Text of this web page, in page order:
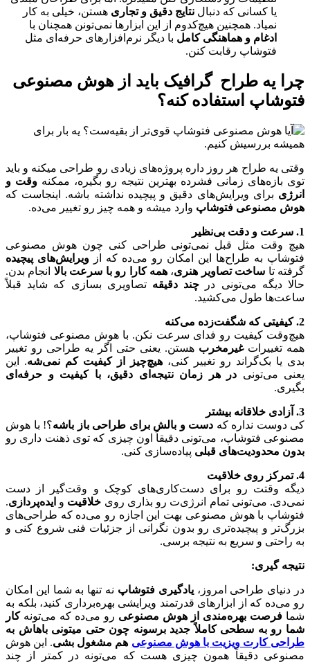
یا کسانی که دنبال نتایج دقیق و تجاری هستن، خیلی به کار
نمیاد. همچنین هیچ‌کدوم از این ابزارها نمی‌تونن همچنان با
ادغام و هماهنگی کامل با دیگر نرم‌افزارهای حرفه‌ای مثل
فتوشاپ رقابت کنن.
چرا یه طراح گرافیک باید از هوش مصنوعی
فتوشاپ استفاده کنه؟
وقتی یه طراح هر روز داره پروژه‌های زیادی رو طراحی میکنه و باید
توی بازه‌های زمانی فشرده بهترین نتیجه رو بگیره، ممکنه وقت و
انرژی برای ویرایش‌های دقیق و پیچیده نداشته باشه. اینجاست که
هوش مصنوعی فتوشاپ وارد میشه و همه چیز رو تغییر می‌ده.
1. سرعت و دقت بی‌نظیر
هیچ وقت مثل قبل نمی‌تونی طراحی کنی چون هوش مصنوعی
فتوشاپ به طراح‌ها این امکان رو می‌ده که از ویرایش‌های پیچیده
گرفته تا ساخت تصاویر هنری،همه کارا رو با سرعت بالا انجام بدن.
حالا دیگه می‌تونی در چند دقیقه تصاویری بسازی که شاید قبلاً
ساعت‌ها طول می‌کشید.
2. کیفیتی که شگفت‌زده می‌کنه
هیچ‌وقت کیفیت رو فدای سرعت نکن. با هوش مصنوعی فتوشاپ،
همه تغییراتغیرمخرب هستن. یعنی حتی اگر یه طراحی رو تغییر
بدی یا بک‌گراند رو تغییر کنی، هیچ‌چیز از کیفیت کم نمی‌شه. این
یعنی می‌تونی در هر زمان نتیجه‌ای دقیق، با کیفیت و حرفه‌ای
بگیری.
3.
آزادی خلاقانه بیشتر
کی دوست نداره که دست‌ و بالش برای طراحی باز باشه؟! با هوش
مصنوعی فتوشاپ، می‌تونی دقیقاً اون چیزی که توی ذهنت داری رو
بدون محدودیت‌های قبلی پیاده‌سازی کنی.
4. تمرکز روی خلاقیت
دیگه وقتت رو برای دست‌کاری‌های کوچک و وقت‌گیر از دست
نمی‌دی. می‌تونی تمام انرژی‌ت رو بذاری روی خلاقیت و ایده‌پردازی.
فتوشاپ با هوش مصنوعی بهت این اجازه رو می‌ده که طراحی‌های
بزرگ‌تر و پیچیده‌تری رو بدون نگرانی از جزئیات فنی شروع کنی و
به راحتی و سریع به نتیجه برسی.
نتیجه گیری:
در دنیای طراحی امروز،یادگیری فتوشاپ نه تنها به شما این امکان
رو می‌ده که از ابزارهای قدرتمند ویرایشی بهره‌برداری کنید، بلکه به
شما فرصت بهره‌مندی از هوش مصنوعی رو می‌ده که می‌تونهکار
شما رو به سطحی کاملاً جدید برسونه چون حتی میتونی باهاش به
طراحی کارت ویزیت با هوش مصنوعی هم مشغول بشی. این هوش
مصنوعی دقیقاً همون چیزی هست که می‌تونه در کمتر از چند